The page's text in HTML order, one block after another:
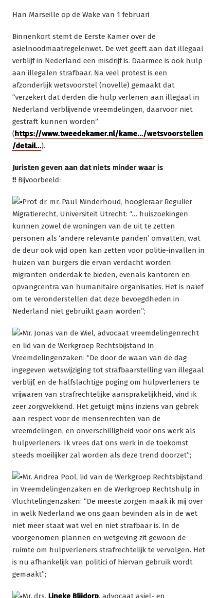
Han Marseille op de Wake van 1 februari
Binnenkort stemt de Eerste Kamer over de
asielnoodmaatregelenwet. De wet geeft aan dat illegaal
verblijf in Nederland een misdrijf is. Daarmee is ook hulp
aan illegalen strafbaar. Na veel protest is een
afzonderlijk wetsvoorstel (novelle) gemaakt dat
“verzekert dat derden die hulp verlenen aan illegaal in
Nederland verblijvende vreemdelingen, daarvoor niet
gestraft kunnen worden”
(https://www.tweedekamer.nl/kame…/wetsvoorstellen
/detail…).
Juristen geven aan dat niets minder waar is
!! Bijvoorbeeld:
Prof. dr. mr. Paul Minderhoud, hoogleraar Regulier
Migratierecht, Universiteit Utrecht: “… huiszoekingen
kunnen zowel de woningen van de uit te zetten
personen als ‘andere relevante panden’ omvatten, wat
de deur ook wijd open kan zetten voor politie-invallen in
huizen van burgers die ervan verdacht worden
migranten onderdak te bieden, evenals kantoren en
opvangcentra van humanitaire organisaties. Het is naïef
om te veronderstellen dat deze bevoegdheden in
Nederland niet gebruikt gaan worden”;
Mr. Jonas van de Wiel, advocaat vreemdelingenrecht
en lid van de Werkgroep Rechtsbijstand in
Vreemdelingenzaken: “De door de waan van de dag
ingegeven wetswijziging tot strafbaarstelling van illegaal
verblijf, en de halfslachtige poging om hulpverleners te
vrijwaren van strafrechtelijke aansprakelijkheid, vind ik
zeer zorgwekkend. Het getuigt mijns inziens van gebrek
aan respect voor de mensenrechten van de
vreemdelingen, en onverschilligheid voor ons werk als
hulpverleners. Ik vrees dat ons werk in de toekomst
steeds moeilijker zal worden als deze trend doorzet”;
Mr. Andrea Pool, lid van de Werkgroep Rechtsbijstand
in Vreemdelingenzaken en de Werkgroep Rechtshulp in
Vluchtelingenzaken: “De meeste zorgen maak ik mij over
in welk Nederland we ons gaan bevinden als in de wet
niet meer staat wat wel en niet strafbaar is. In de
voorgenomen plannen en wetgeving zit gewoon de
ruimte om hulpverleners strafrechtelijk te vervolgen. Het
is nu afhankelijk van politici of hiervan gebruik wordt
gemaakt”;
Mr. drs. Lineke Blijdorp, advocaat asiel- en